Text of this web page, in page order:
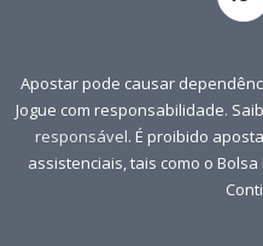
Apostar pode causar
Jogue com responsabilidade.
responsável. É proibido
assistenciais, tais como o